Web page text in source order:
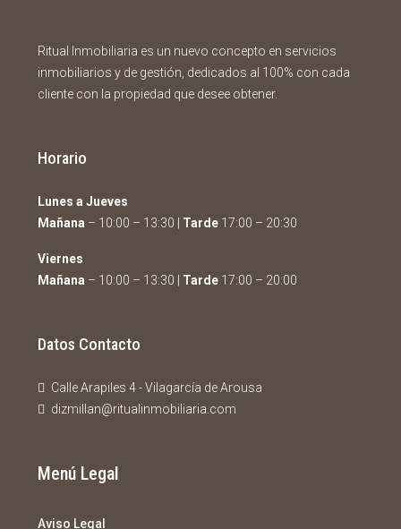
Ritual Inmobiliaria es un nuevo concepto en servicios
inmobiliarios y de gestión, dedicados al 100% con cada
cliente con la propiedad que desee obtener.
Horario
Lunes a Jueves
Mañana – 10:00 – 13:30 | Tarde 17:00 – 20:30
Viernes
Mañana – 10:00 – 13:30 | Tarde 17:00 – 20:00
Datos Contacto
Calle Arapiles 4 - Vilagarcía de Arousa
dizmillan@ritualinmobiliaria.com
Menú Legal
Aviso Legal